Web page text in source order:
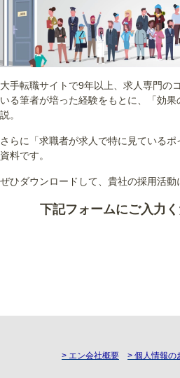
大手転職サイトで9年以上、求人専門の
いる筆者が培った経験をもとに、「効
説。
さらに「求職者が求人で特に見ている
資料です。
ぜひダウンロードして、貴社の採用活動
下記フォームにご入力く
> エン会社概要 > 個人情報の